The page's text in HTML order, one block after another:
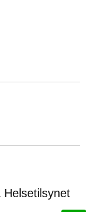
Helsetilsynet